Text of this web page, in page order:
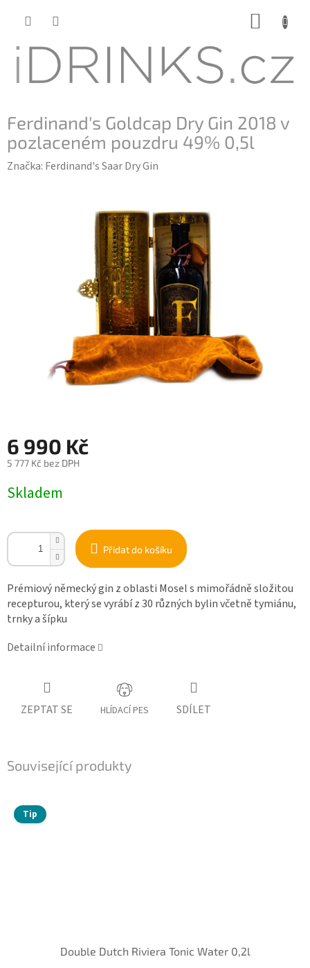
Ferdinand's Goldcap Dry Gin 2018 v
pozlaceném pouzdru 49% 0,5l
Značka: Ferdinand's Saar Dry Gin
6 990 Kč
5 777 Kč bez DPH
cena:
Skladem
Přidat do košíku
Prémiový německý gin z oblasti Mosel s mimořádně složitou
recepturou, který se vyrábí z 30 různých bylin včetně tymiánu,
trnky a šípku
Detailní informace
ZEPTAT SE HLÍDACÍ PES SDÍLET
Související produkty
Tip
Double Dutch Riviera Tonic Water 0,2l